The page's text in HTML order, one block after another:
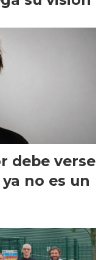
debe verse
no es un